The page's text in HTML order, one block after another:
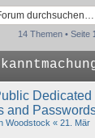
14 Themen • Seite
Dedicated
and
Woodstock « 21. Mär